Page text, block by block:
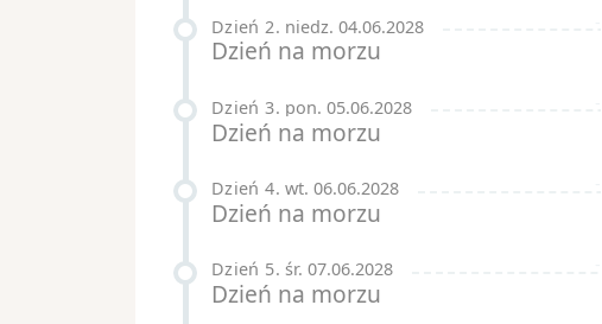
Dzień 2. niedz. 04.06.2028
Dzień na morzu
Dzień 3. pon. 05.06.2028
Dzień na morzu
Dzień 4. wt. 06.06.2028
Dzień na morzu
Dzień 5. śr. 07.06.2028
Dzień na morzu